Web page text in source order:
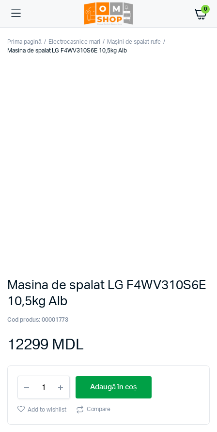
0
Prima pagină Electrocasnice mari
Mașini de spalat rufe
Masina de spalat LG F4WV310S6E 10,5kg Alb
Masina de spalat LG F4WV310S6E
10,5kg Alb
Cod produs: 00001773
12299 MDL
spalat
LG
10,5kg
Adaugă în coș
Add to wishlist Compare